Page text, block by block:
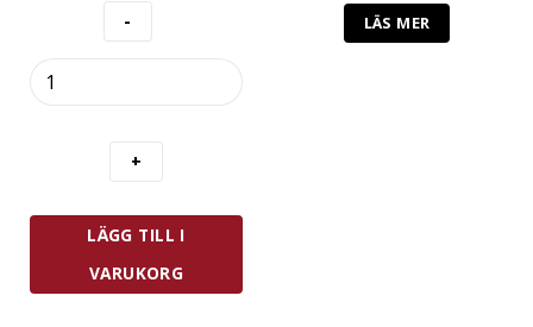
Copenhagen
mängd
LÄGG TILL I
VARUKORG
LÄS MER